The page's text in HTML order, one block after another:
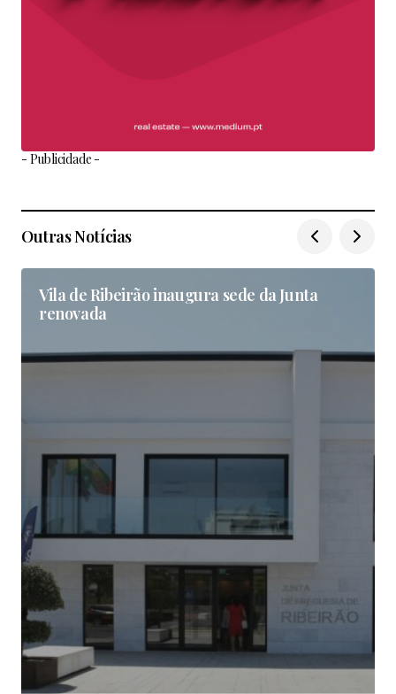
- Publicidade -
Outras Notícias
Vila de Ribeirão inaugura sede da Junta
renovada